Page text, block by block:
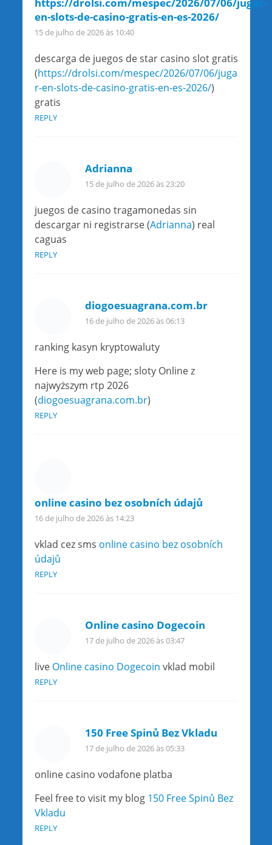
https://drolsi.com/mespec/2026/07/06/jugar-
en-slots-de-casino-gratis-en-es-2026/
15 de julho de 2026 às 10:40
descarga de juegos de star casino slot gratis
(https://drolsi.com/mespec/2026/07/06/juga
r-en-slots-de-casino-gratis-en-es-2026/)
gratis
REPLY
Adrianna
15 de julho de 2026 às 23:20
juegos de casino tragamonedas sin
descargar ni registrarse (Adrianna) real
caguas
REPLY
diogoesuagrana.com.br
16 de julho de 2026 às 06:13
ranking kasyn kryptowaluty
Here is my web page; sloty Online z
najwyższym rtp 2026
(diogoesuagrana.com.br)
REPLY
online casino bez osobních údajů
16 de julho de 2026 às 14:23
vklad cez sms online casino bez osobních
údajů
REPLY
Online casino Dogecoin
17 de julho de 2026 às 03:47
live Online casino Dogecoin vklad mobil
REPLY
150 Free Spinů Bez Vkladu
17 de julho de 2026 às 05:33
online casino vodafone platba
Feel free to visit my blog 150 Free Spinů Bez
Vkladu
REPLY